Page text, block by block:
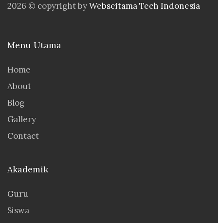
2026 © copyright byWebseitama Tech Indonesia
Menu Utama
Home
About
Blog
Gallery
Contact
Akademik
Guru
Siswa